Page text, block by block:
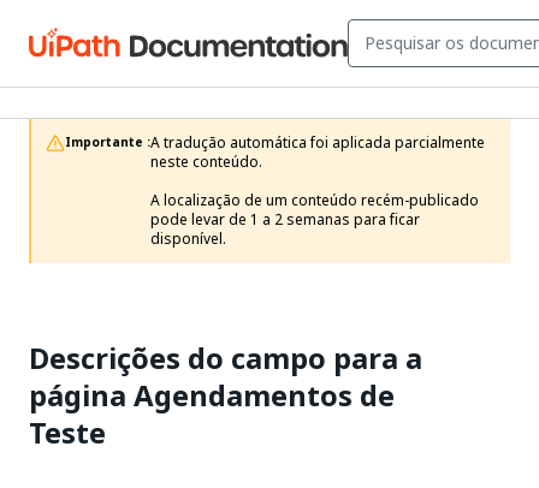
Importante :A tradução automática foi aplicada parcialmente
neste conteúdo.
A localização de um conteúdo recém-publicado
pode levar de 1 a 2 semanas para ficar
disponível.
Descrições do campo para a
página Agendamentos de
Teste